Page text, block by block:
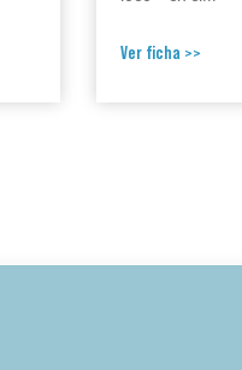
Ver ficha >>